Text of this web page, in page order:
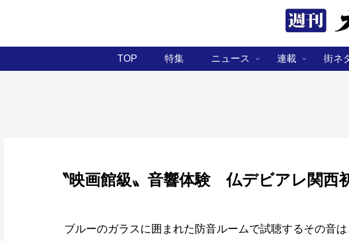
TOP 特集 ニュース 連載 街ネ
〝映画館級〟音響体験 仏デビアレ関西
ブルーのガラスに囲まれた防音ルームで試聴するその音